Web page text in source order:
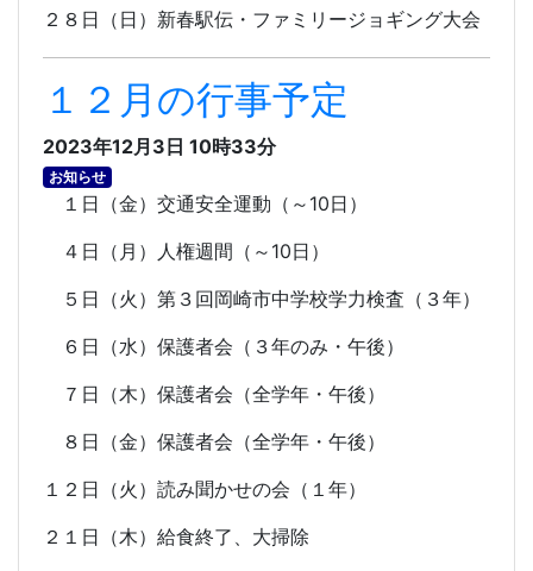
２８日（日）新春駅伝・ファミリージョギング大会
１２月の行事予定
2023年12月3日 10時33分
お知らせ
１日（金）交通安全運動（～ 10日）
４日（月）人権週間（～ 10日）
５日（火）第３回岡崎市中学校学力検査（３年）
６日（水）保護者会（３年のみ・午後）
７日（木）保護者会（全学年・午後）
８日（金）保護者会（全学年・午後）
１２日（火）読み聞かせの会（１年）
２１日（木）給食終了、大掃除